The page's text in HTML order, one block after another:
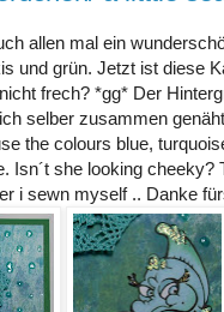
allen mal ein
und grün. Jetzt ist diese
frech? *gg* Der
selber zusammen
the colours blue,
Isn´t she looking cheeky?
i sewn myself .. Danke